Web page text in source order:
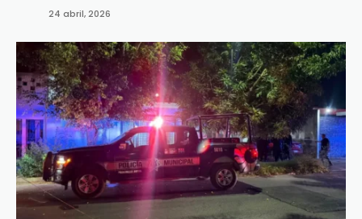
24 abril, 2026